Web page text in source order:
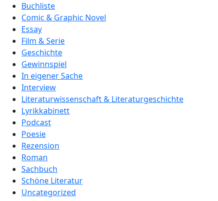
Buchliste
Comic & Graphic Novel
Essay
Film & Serie
Geschichte
Gewinnspiel
In eigener Sache
Interview
Literaturwissenschaft & Literaturgeschichte
Lyrikkabinett
Podcast
Poesie
Rezension
Roman
Sachbuch
Schöne Literatur
Uncategorized